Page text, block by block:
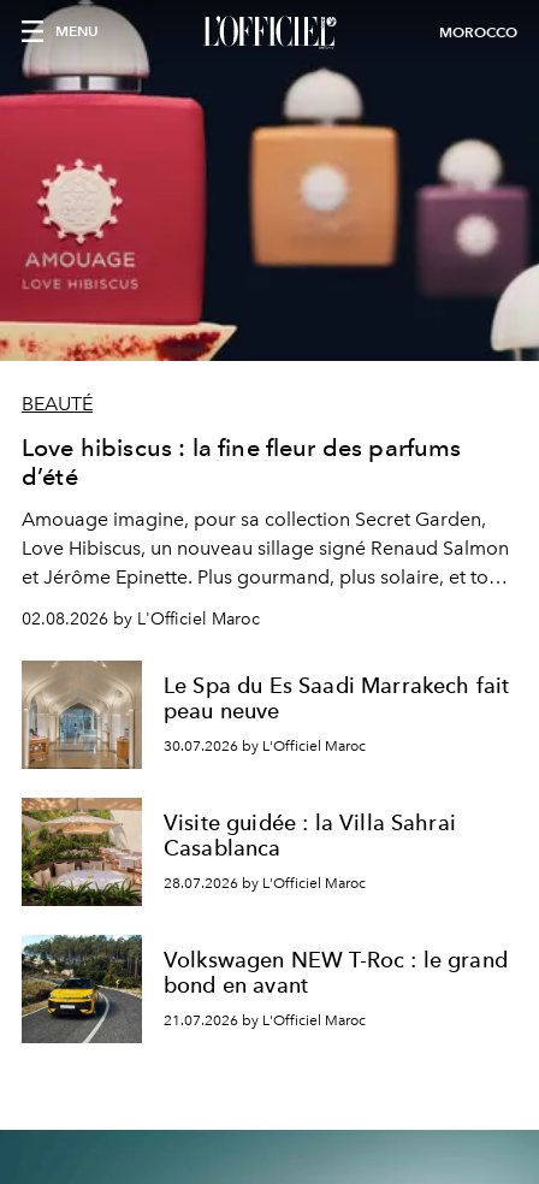
MENU MOROCCO
BEAUTÉ
Love hibiscus : la fine fleur des parfums
d’été
Amouage imagine, pour sa collection Secret Garden,
Love Hibiscus, un nouveau sillage signé Renaud Salmon
et Jérôme Epinette. Plus gourmand, plus solaire, et tout
à fait irrésistible.
02.08.2026 by L'Officiel Maroc
Le Spa du Es Saadi Marrakech fait
peau neuve
30.07.2026 by L'Officiel Maroc
Visite guidée : la Villa Sahrai
Casablanca
28.07.2026 by L'Officiel Maroc
Volkswagen NEW T-Roc : le grand
bond en avant
21.07.2026 by L'Officiel Maroc